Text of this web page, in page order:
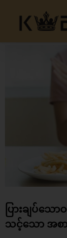
content
ပြားချပ်သ
သင့်သော အစာ